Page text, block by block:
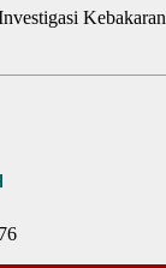
Kebakaran